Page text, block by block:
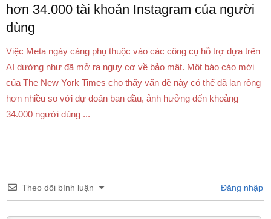
hơn 34.000 tài khoản Instagram của người
dùng
Việc Meta ngày càng phụ thuộc vào các công cụ hỗ trợ dựa trên
AI dường như đã mở ra nguy cơ về bảo mật. Một báo cáo mới
của The New York Times cho thấy vấn đề này có thể đã lan rộng
hơn nhiều so với dự đoán ban đầu, ảnh hưởng đến khoảng
34.000 người dùng ...
Theo dõi bình luận Đăng nhập